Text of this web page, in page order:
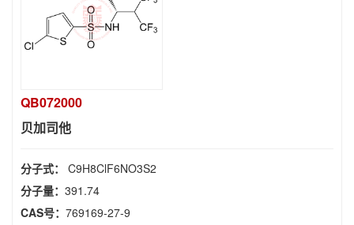
QB072000
贝加司他
分子式： C9H8ClF6NO3S2
分子量： 391.74
CAS号： 769169-27-9